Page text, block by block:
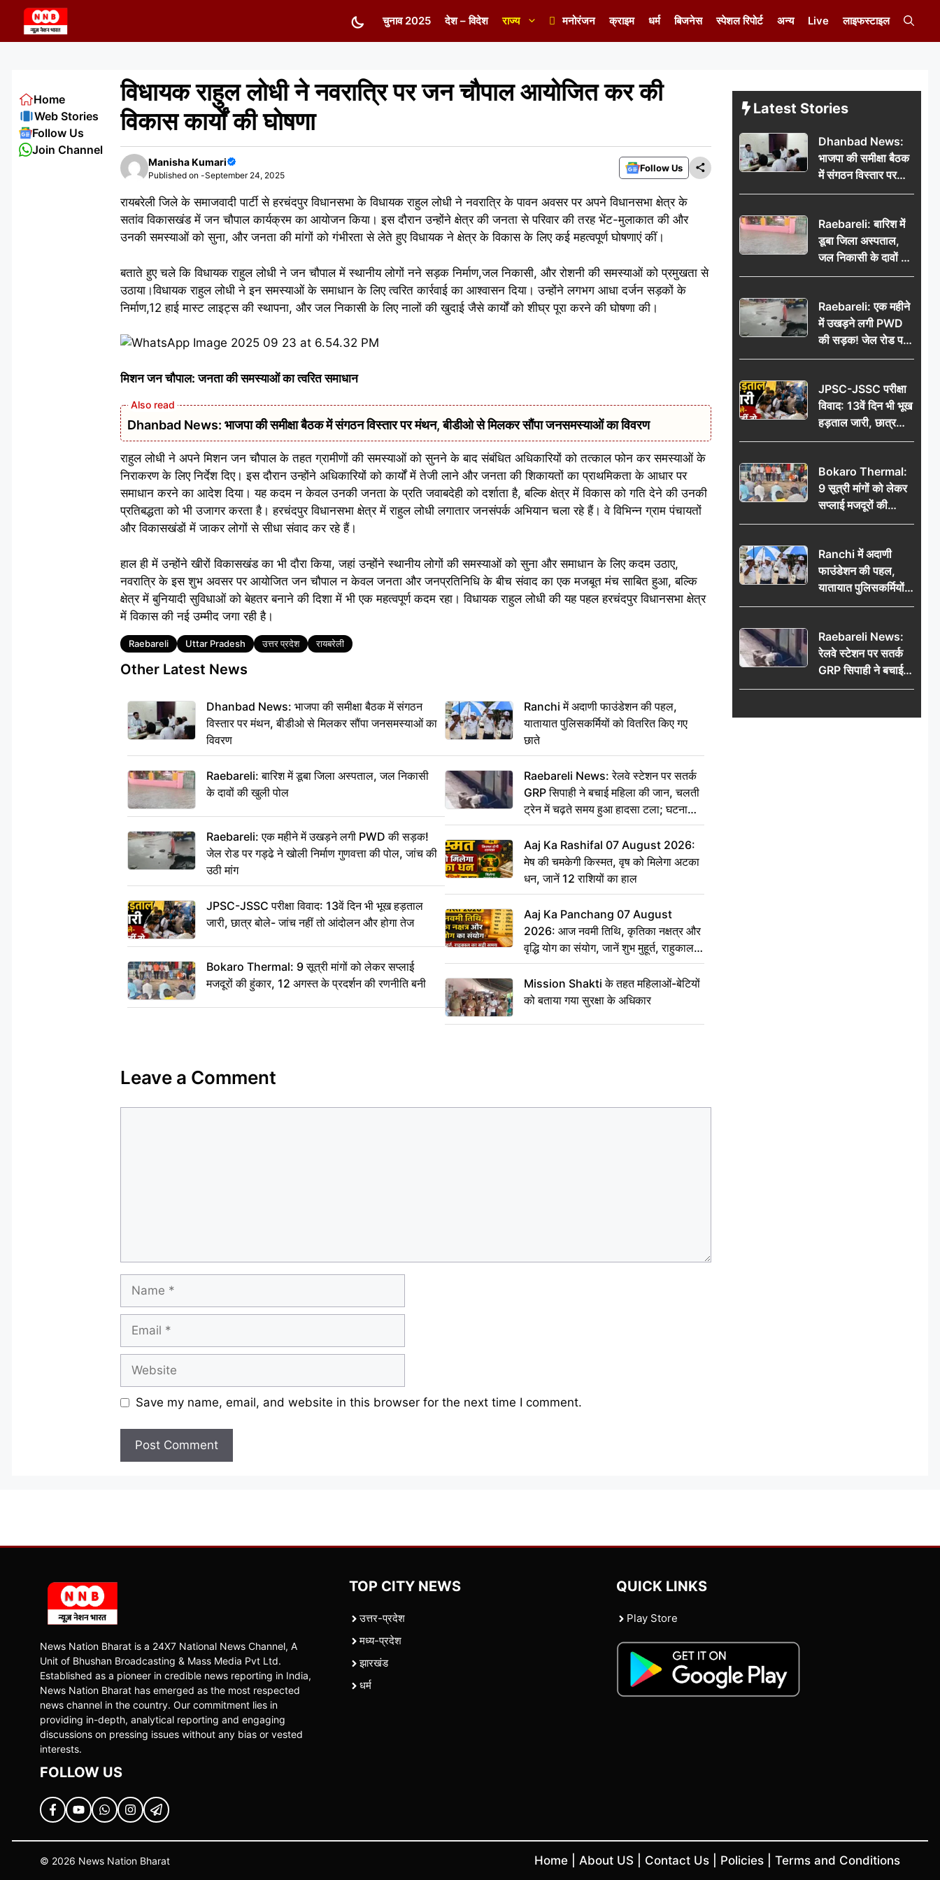
content
चुनाव 2025 देश – विदेश राज्य मनोरंजन क्राइम धर्म बिजनेस स्पेशल रिपोर्ट अन्य Live लाइफस्टाइल
विधायक राहुल लोधी ने नवरात्रि पर जन चौपाल आयोजित कर की
विकास कार्यों की घोषणा
Manisha Kumari
Published on -September 24, 2025
Follow Us
रायबरेली जिले के समाजवादी पार्टी से हरचंदपुर विधानसभा के विधायक राहुल लोधी ने नवरात्रि के पावन अवसर पर अपने विधानसभा क्षेत्र के
सतांव विकासखंड में जन चौपाल कार्यक्रम का आयोजन किया। इस दौरान उन्होंने क्षेत्र की जनता से परिवार की तरह भेंट-मुलाकात की और
उनकी समस्याओं को सुना, और जनता की मांगों को गंभीरता से लेते हुए विधायक ने क्षेत्र के विकास के लिए कई महत्वपूर्ण घोषणाएं कीं।
बताते हुए चले कि विधायक राहुल लोधी ने जन चौपाल में स्थानीय लोगों नने सड़क निर्माण,जल निकासी, और रोशनी की समस्याओं को प्रमुखता से
उठाया।विधायक राहुल लोधी ने इन समस्याओं के समाधान के लिए त्वरित कार्रवाई का आश्वासन दिया। उन्होंने लगभग आधा दर्जन सड़कों के
निर्माण,12 हाई मास्ट लाइट्स की स्थापना, और जल निकासी के लिए नालों की खुदाई जैसे कार्यों को शीघ्र पूरा करने की घोषणा की।
मिशन जन चौपाल: जनता की समस्याओं का त्वरित समाधान
Dhanbad News: भाजपा की समीक्षा बैठक में संगठन विस्तार पर मंथन, बीडीओ से मिलकर सौंपा जनसमस्याओं का विवरण
राहुल लोधी ने अपने मिशन जन चौपाल के तहत ग्रामीणों की समस्याओं को सुनने के बाद संबंधित अधिकारियों को तत्काल फोन कर समस्याओं के
निराकरण के लिए निर्देश दिए। इस दौरान उन्होंने अधिकारियों को कार्यों में तेजी लाने और जनता की शिकायतों का प्राथमिकता के आधार पर
समाधान करने का आदेश दिया। यह कदम न केवल उनकी जनता के प्रति जवाबदेही को दर्शाता है, बल्कि क्षेत्र में विकास को गति देने की उनकी
प्रतिबद्धता को भी उजागर करता है। हरचंदपुर विधानसभा क्षेत्र में राहुल लोधी लगातार जनसंपर्क अभियान चला रहे हैं। वे विभिन्न ग्राम पंचायतों
और विकासखंडों में जाकर लोगों से सीधा संवाद कर रहे हैं।
हाल ही में उन्होंने खीरों विकासखंड का भी दौरा किया, जहां उन्होंने स्थानीय लोगों की समस्याओं को सुना और समाधान के लिए कदम उठाए,
नवरात्रि के इस शुभ अवसर पर आयोजित जन चौपाल न केवल जनता और जनप्रतिनिधि के बीच संवाद का एक मजबूत मंच साबित हुआ, बल्कि
क्षेत्र में बुनियादी सुविधाओं को बेहतर बनाने की दिशा में भी एक महत्वपूर्ण कदम रहा। विधायक राहुल लोधी की यह पहल हरचंदपुर विधानसभा क्षेत्र
में विकास की नई उम्मीद जगा रही है।
Tags
Raebareli Uttar Pradesh उत्तर प्रदेश रायबरेली
Other Latest News
Dhanbad News: भाजपा की समीक्षा बैठक में संगठन
विस्तार पर मंथन, बीडीओ से मिलकर सौंपा जनसमस्याओं का
विवरण
Raebareli: बारिश में डूबा जिला अस्पताल, जल निकासी
के दावों की खुली पोल
Raebareli: एक महीने में उखड़ने लगी PWD की सड़क!
जेल रोड पर गड्ढे ने खोली निर्माण गुणवत्ता की पोल, जांच की
उठी मांग
JPSC-JSSC परीक्षा विवाद: 13वें दिन भी भूख हड़ताल
जारी, छात्र बोले- जांच नहीं तो आंदोलन और होगा तेज
Bokaro Thermal: 9 सूत्री मांगों को लेकर सप्लाई
मजदूरों की हुंकार, 12 अगस्त के प्रदर्शन की रणनीति बनी
Ranchi में अदाणी फाउंडेशन की पहल,
यातायात पुलिसकर्मियों को वितरित किए गए
छाते
Raebareli News: रेलवे स्टेशन पर सतर्क
GRP सिपाही ने बचाई महिला की जान, चलती
ट्रेन में चढ़ते समय हुआ हादसा टला; घटना
CCTV में कैद
Aaj Ka Rashifal 07 August 2026:
मेष की चमकेगी किस्मत, वृष को मिलेगा अटका
धन, जानें 12 राशियों का हाल
Aaj Ka Panchang 07 August
2026: आज नवमी तिथि, कृतिका नक्षत्र और
वृद्धि योग का संयोग, जानें शुभ मुहूर्त, राहुकाल
का सही समय
Mission Shakti के तहत महिलाओं-बेटियों
को बताया गया सुरक्षा के अधिकार
Leave a Comment
Save my name, email, and website in this browser for the next time I comment.
Home
Web Stories
Follow Us
Join Channel
Latest Stories
Dhanbad News:
भाजपा की समीक्षा बैठक
में संगठन विस्तार पर
मंथन, बीडीओ से
जनसमस्याओं का विवरण
Raebareli: बारिश में
डूबा जिला अस्पताल,
जल निकासी के दावों की
खुली पोल
Raebareli: एक महीने
में उखड़ने लगी PWD
की सड़क! जेल रोड पर
गड्ढे ने खोली निर्माण
की उठी मांग
JPSC-JSSC परीक्षा
विवाद: 13वें दिन भी भूख
हड़ताल जारी, छात्र
बोले- जांच नहीं तो
Bokaro Thermal:
9 सूत्री मांगों को लेकर
सप्लाई मजदूरों की
हुंकार, 12 अगस्त के
Ranchi में अदाणी
फाउंडेशन की पहल,
यातायात पुलिसकर्मियों
को वितरित किए गए छाते
Raebareli News:
रेलवे स्टेशन पर सतर्क
GRP सिपाही ने बचाई
महिला की जान, चलती
हादसा टला; घटना
News Nation Bharat is a 24X7 National News Channel, A
Unit of Bhushan Broadcasting & Mass Media Pvt Ltd.
Established as a pioneer in credible news reporting in India,
News Nation Bharat has emerged as the most respected
news channel in the country. Our commitment lies in
providing in-depth, analytical reporting and engaging
discussions on pressing issues without any bias or vested
interests.
FOLLOW US
TOP CITY NEWS
उत्तर-प्रदेश
मध्य-प्रदेश
झारखंड
धर्म
QUICK LINKS
Play Store
© 2026 News Nation Bharat Home About US Contact Us Policies Terms and Conditions